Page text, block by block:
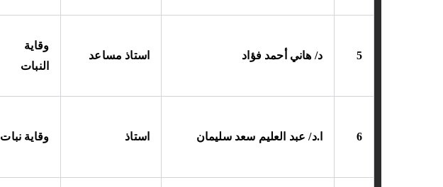
5 د/ هاني أحمد فؤاد استاذ مساعد
وقاية
النبات
6 ا.د/ عبد العليم سعد سليمان استاذ وقاية نبات